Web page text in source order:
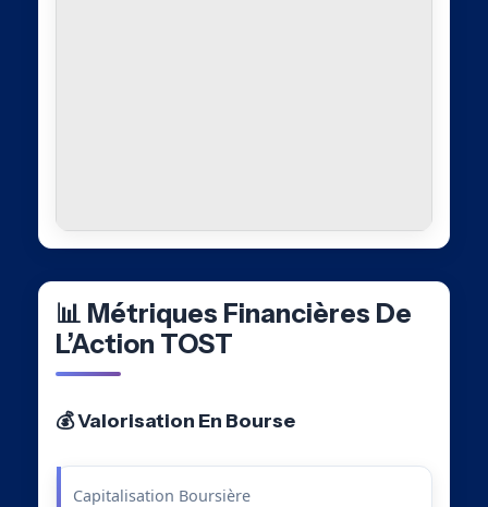
📊 Métriques Financières De
L’Action TOST
💰 Valorisation En Bourse
Capitalisation Boursière